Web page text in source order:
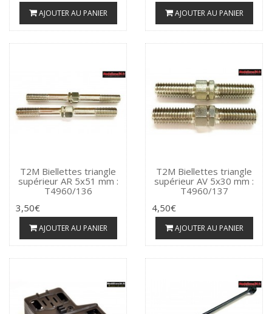
AJOUTER AU PANIER AJOUTER AU PANIER
T2M Biellettes triangle
supérieur AR 5x51 mm :
T4960/136
3,50€
AJOUTER AU PANIER
T2M Biellettes triangle
supérieur AV 5x30 mm :
T4960/137
4,50€
AJOUTER AU PANIER